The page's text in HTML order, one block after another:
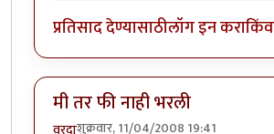
प्रतिसाद देण्यासाठीलॉग इन करा
मी तर फी नाही भरली
शुक्रवार, 11/04/2008 19:41